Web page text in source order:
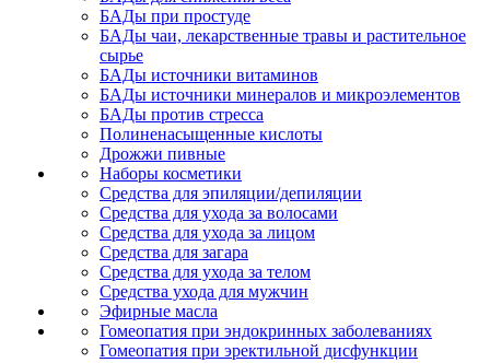
БАДы при простуде
БАДы чаи, лекарственные травы и растительное
сырье
БАДы источники витаминов
БАДы источники минералов и микроэлементов
БАДы против стресса
Полиненасыщенные кислоты
Дрожжи пивные
Наборы косметики
Средства для эпиляции/депиляции
Средства для ухода за волосами
Средства для ухода за лицом
Средства для загара
Средства для ухода за телом
Средства ухода для мужчин
Эфирные масла
Гомеопатия при эндокринных заболеваниях
Гомеопатия при эректильной дисфункции